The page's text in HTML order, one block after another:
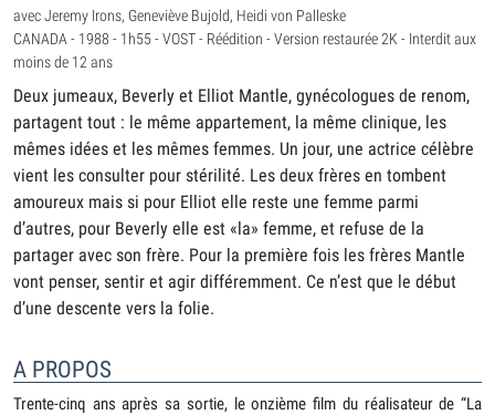
avec Jeremy Irons, Geneviève Bujold, Heidi von Palleske
CANADA - 1988 - 1h55 - VOST - Réédition - Version restaurée 2K - Interdit aux
moins de 12 ans
Deux jumeaux, Beverly et Elliot Mantle, gynécologues de renom,
partagent tout : le même appartement, la même clinique, les
mêmes idées et les mêmes femmes. Un jour, une actrice célèbre
vient les consulter pour stérilité. Les deux frères en tombent
amoureux mais si pour Elliot elle reste une femme parmi
d’autres, pour Beverly elle est «la» femme, et refuse de la
partager avec son frère. Pour la première fois les frères Mantle
vont penser, sentir et agir différemment. Ce n’est que le début
d’une descente vers la folie.
A PROPOS
Trente-cinq ans après sa sortie, le onzième film du réalisateur de “La